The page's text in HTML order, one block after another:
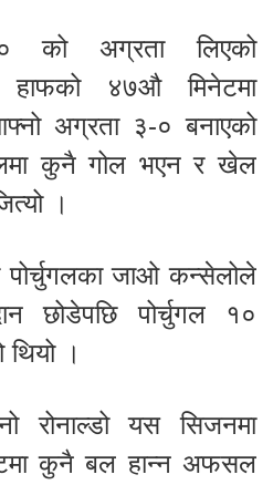
को अग्रता लिएको
हाफको ४७औ मिनेटमा
अग्रता ३-० बनाएको
कुनै गोल भएन र खेल
।
जाओ कन्सेलोले
छोडेपछि पोर्चुगल १०
थियो ।
रोनाल्डो यस सिजनमा
कुनै बल हान्न अफसल